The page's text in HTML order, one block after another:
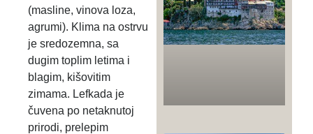
(masline, vinova loza,
agrumi). Klima na ostrvu
je sredozemna, sa
dugim toplim letima i
blagim, kišovitim
zimama. Lefkada je
čuvena po netaknutoj
prirodi, prelepim